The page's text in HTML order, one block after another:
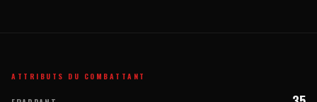
ATTRIBUTS DU COMBATTANT